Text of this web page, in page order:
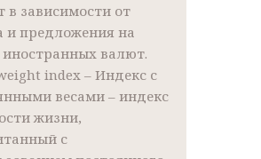
в зависимости от
и предложения на
валют.
index – Индекс с
весами – индекс
жизни,
с